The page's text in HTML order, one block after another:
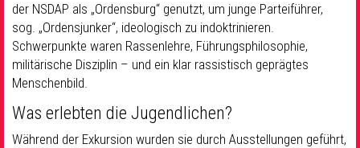
der NSDAP als „Ordensburg“ genutzt, um junge Parteiführer,
sog. „Ordensjunker“, ideologisch zu indoktrinieren.
Schwerpunkte waren Rassenlehre, Führungsphilosophie,
militärische Disziplin – und ein klar rassistisch geprägtes
Menschenbild.
Was erlebten die Jugendlichen?
Während der Exkursion wurden sie durch Ausstellungen geführt,